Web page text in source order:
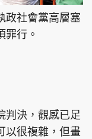
政社會黨高層塞
罪行。
判決，觀感已足
以很複雜，但畫